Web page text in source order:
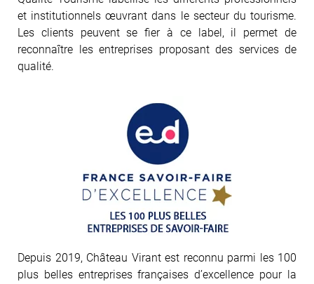
et institutionnels œuvrant dans le secteur du tourisme.
Les clients peuvent se fier à ce label, il permet de
reconnaître les entreprises proposant des services de
qualité.
Depuis 2019, Château Virant est reconnu parmi les 100
plus belles entreprises françaises d’excellence pour la